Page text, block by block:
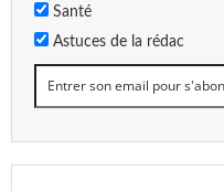
Santé
Astuces de la rédac